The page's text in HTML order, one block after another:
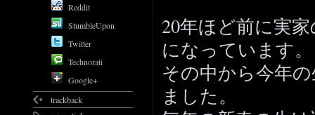
Reddit
StumbleUpon
Twitter
Technorati
Google+
trackback
20年ほど前に実
になっています。
その中から今年
ました。